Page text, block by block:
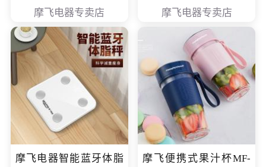
摩飞电器专卖店 摩飞电器专卖店
摩飞电器智能蓝牙体脂
摩飞便携式果汁杯MF-